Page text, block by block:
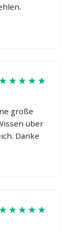
große
über
Danke